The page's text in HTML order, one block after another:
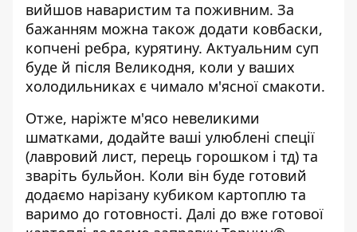
вийшов наваристим та поживним. За
бажанням можна також додати ковбаски,
копчені ребра, курятину. Актуальним суп
буде й після Великодня, коли у ваших
холодильниках є чимало м'ясної смакоти.
Отже, наріжте м'ясо невеликими
шматками, додайте ваші улюблені спеції
(лавровий лист, перець горошком і тд) та
зваріть бульйон. Коли він буде готовий
додаємо нарізану кубиком картоплю та
варимо до готовності. Далі до вже готової